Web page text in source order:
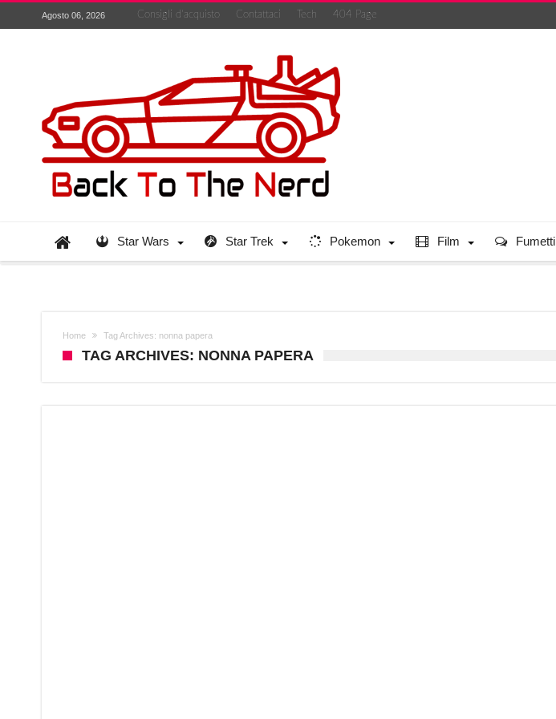
Agosto 06, 2026 Consigli d’acquisto Contattaci Tech 404 Page
Star Wars Star Trek Pokemon Film Fumetti
Home Tag Archives: nonna papera
TAG ARCHIVES: NONNA PAPERA